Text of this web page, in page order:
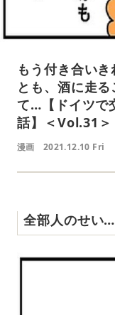
もう付き合い
とも、酒に走
て…【ドイツで
話】＜Vol.31＞
漫画 2021.12.10 Fri
全部人のせい…